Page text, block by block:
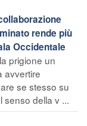
rende più
Occidentale
prigione un
avvertire
se stesso su
senso della v ...